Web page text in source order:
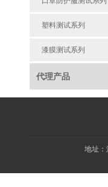
塑料测试系列
漆膜测试系列
代理产品
地址